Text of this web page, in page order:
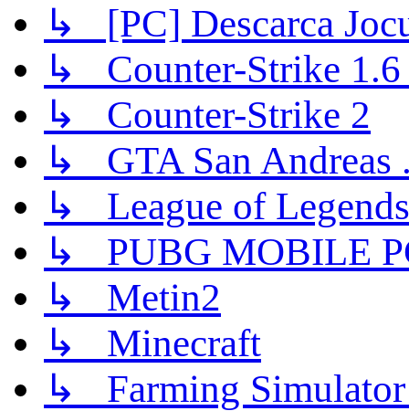
↳ [PC] Descarca
↳ Counter-Strike 1.6
↳ Counter-Strike 2
↳ GTA San Andreas
↳ League of Legends
↳ PUBG MOBILE
↳ Metin2
↳ Minecraft
↳ Farming